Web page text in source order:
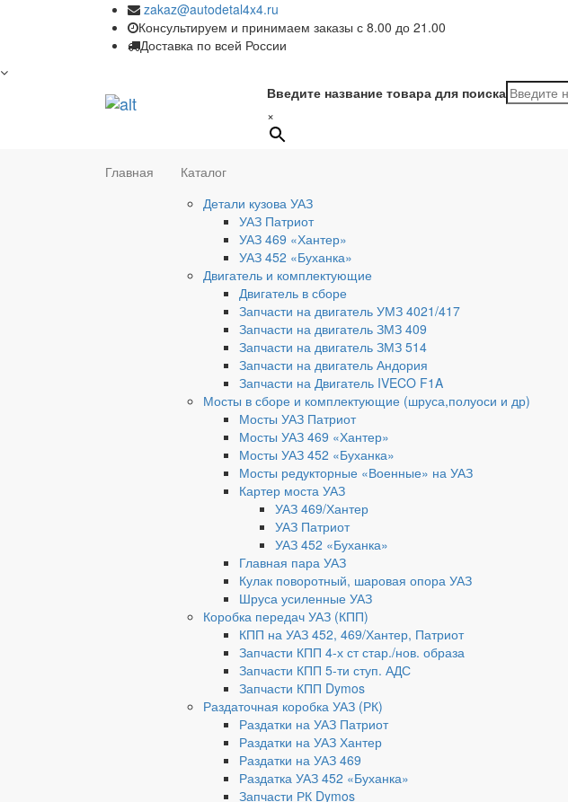
zakaz@autodetal4x4.ru
Консультируем и принимаем заказы с 8.00 до 21.00
Доставка по всей России
Введите название товара для поиска
×
Главная
Каталог
Детали кузова УАЗ
УАЗ Патриот
УАЗ 469 «Хантер»
УАЗ 452 «Буханка»
Двигатель и комплектующие
Двигатель в сборе
Запчасти на двигатель УМЗ 4021/417
Запчасти на двигатель ЗМЗ 409
Запчасти на двигатель ЗМЗ 514
Запчасти на двигатель Андория
Запчасти на Двигатель IVECO F1A
Мосты в сборе и комплектующие (шруса,полуоси и др)
Мосты УАЗ Патриот
Мосты УАЗ 469 «Хантер»
Мосты УАЗ 452 «Буханка»
Мосты редукторные «Военные» на УАЗ
Картер моста УАЗ
УАЗ 469/Хантер
УАЗ Патриот
УАЗ 452 «Буханка»
Главная пара УАЗ
Кулак поворотный, шаровая опора УАЗ
Шруса усиленные УАЗ
Коробка передач УАЗ (КПП)
КПП на УАЗ 452, 469/Хантер, Патриот
Запчасти КПП 4-х ст стар./нов. образа
Запчасти КПП 5-ти ступ. АДС
Запчасти КПП Dymos
Раздаточная коробка УАЗ (РК)
Раздатки на УАЗ Патриот
Раздатки на УАЗ Хантер
Раздатки на УАЗ 469
Раздатка УАЗ 452 «Буханка»
Запчасти РК Dymos